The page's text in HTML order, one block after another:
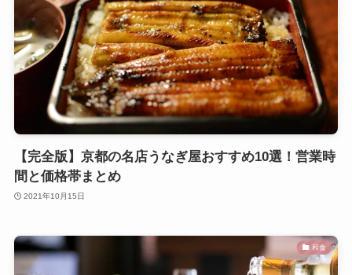
【完全版】京都の名店うなぎ屋おすすめ10選！営業時
間と価格帯まとめ
2021年10月15日
和食